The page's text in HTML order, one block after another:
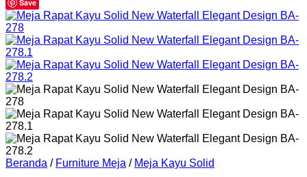
Save
Beranda / Furniture Meja / Meja Kayu Solid